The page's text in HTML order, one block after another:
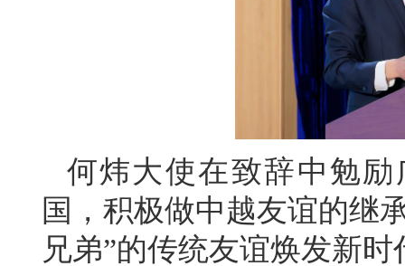
何炜大使在致辞中勉
国，积极做中越友谊的继
兄弟”的传统友谊焕发新